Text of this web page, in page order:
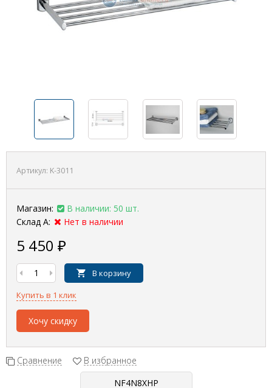
Артикул: K-3011
Магазин:
В наличии: 50 шт.
Склад А:
Нет в наличии
5 450 ₽
В корзину
Купить в 1 клик
Хочу скидку
Сравнение В избранное